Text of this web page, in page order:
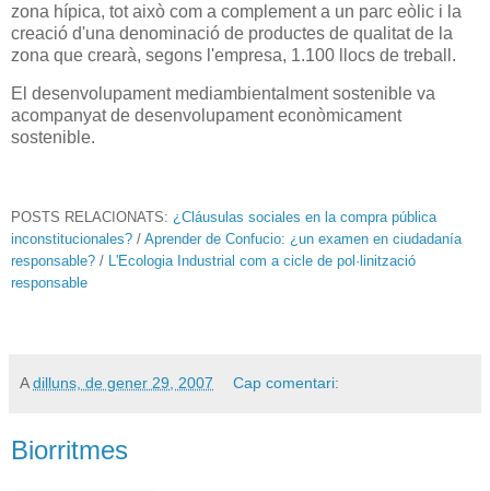
zona hípica, tot això com a complement a un parc eòlic i la
creació d'una denominació de productes de qualitat de la
zona que crearà, segons l'empresa, 1.100 llocs de treball.
El desenvolupament mediambientalment sostenible va
acompanyat de desenvolupament econòmicament
sostenible.
POSTS RELACIONATS: ¿Cláusulas sociales en la compra pública
inconstitucionales? / Aprender de Confucio: ¿un examen en ciudadanía
responsable? /
L'Ecologia Industrial com a cicle de pol·linització
responsable
Adilluns, de gener 29, 2007 Cap comentari:
Biorritmes